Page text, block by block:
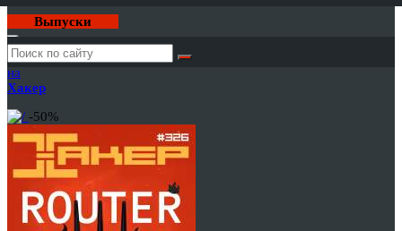
Выпуски
Годовая
подписка
на
Хакер
-50%